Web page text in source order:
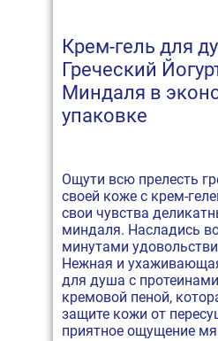
Крем-гель для
Греческий
Миндаля в
упаковке
Ощути всю прелесть
своей коже с крем-
свои чувства
миндаля. Насладись
минутами
Нежная и
для душа с
кремовой пеной,
защите кожи от
приятное ощущение